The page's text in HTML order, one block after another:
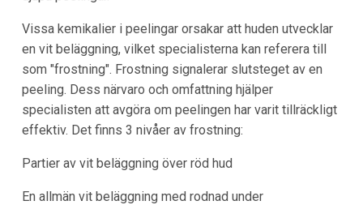
Vissa kemikalier i peelingar orsakar att huden utvecklar
en vit beläggning, vilket specialisterna kan referera till
som "frostning". Frostning signalerar slutsteget av en
peeling. Dess närvaro och omfattning hjälper
specialisten att avgöra om peelingen har varit tillräckligt
effektiv. Det finns 3 nivåer av frostning:
Partier av vit beläggning över röd hud
En allmän vit beläggning med rodnad under